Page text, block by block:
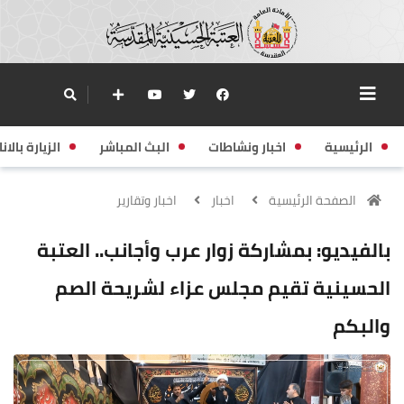
الرئيسية اخبار ونشاطات البث المباشر الزيارة
الصفحة الرئيسية اخبار اخبار وتقارير
بالفيديو: بمشاركة زوار عرب وأجانب.. العتبة
الحسينية تقيم مجلس عزاء لشريحة الصم
والبكم